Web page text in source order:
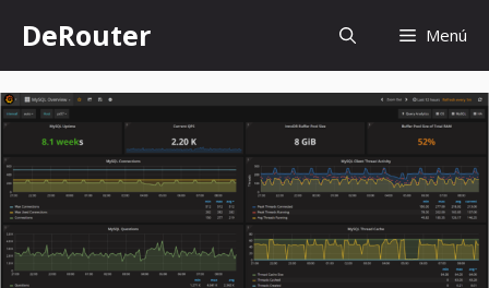
contenido
DeRouter Menú